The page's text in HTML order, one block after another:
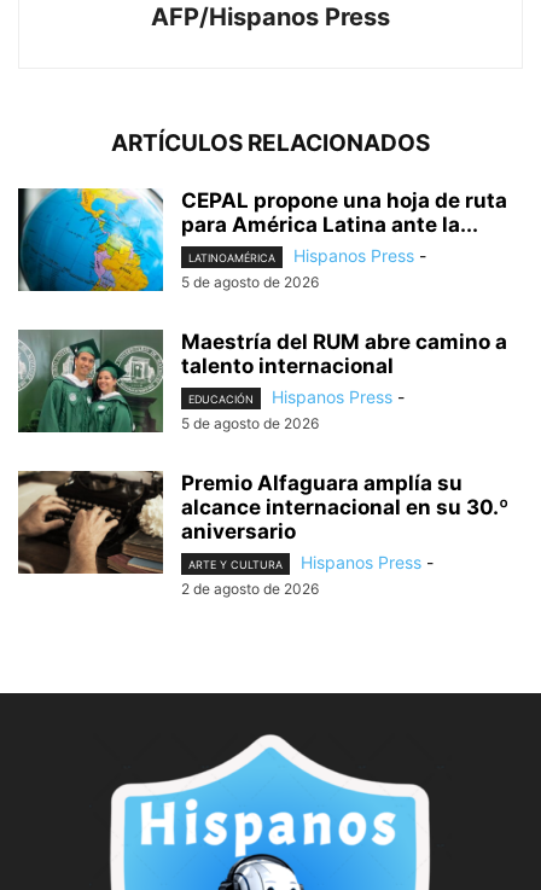
AFP/Hispanos Press
ARTÍCULOS RELACIONADOS
CEPAL propone una hoja de ruta
para América Latina ante la...
LATINOAMÉRICA Hispanos Press -
5 de agosto de 2026
Maestría del RUM abre camino a
talento internacional
EDUCACIÓN Hispanos Press -
5 de agosto de 2026
Premio Alfaguara amplía su
alcance internacional en su 30.º
aniversario
ARTE Y CULTURA Hispanos Press -
2 de agosto de 2026